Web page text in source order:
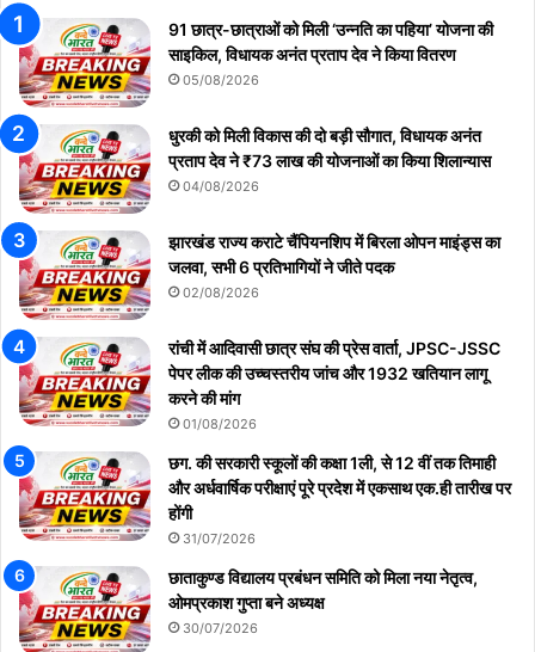
91 छात्र-छात्राओं को मिली ‘उन्नति का पहिया’ योजना की
साइकिल, विधायक अनंत प्रताप देव ने किया वितरण
05/08/2026
धुरकी को मिली विकास की दो बड़ी सौगात, विधायक अनंत
प्रताप देव ने ₹73 लाख की योजनाओं का किया शिलान्यास
04/08/2026
झारखंड राज्य कराटे चैंपियनशिप में बिरला ओपन माइंड्स का
जलवा, सभी 6 प्रतिभागियों ने जीते पदक
02/08/2026
रांची में आदिवासी छात्र संघ की प्रेस वार्ता, JPSC-JSSC
पेपर लीक की उच्चस्तरीय जांच और 1932 खतियान लागू
करने की मांग
01/08/2026
छग. की सरकारी स्कूलों की कक्षा 1ली, से 12 वीं तक तिमाही
और अर्धवार्षिक परीक्षाएं पूरे प्रदेश में एकसाथ एक.ही तारीख पर
होंगी
31/07/2026
छाताकुण्ड विद्यालय प्रबंधन समिति को मिला नया नेतृत्व,
ओमप्रकाश गुप्ता बने अध्यक्ष
30/07/2026